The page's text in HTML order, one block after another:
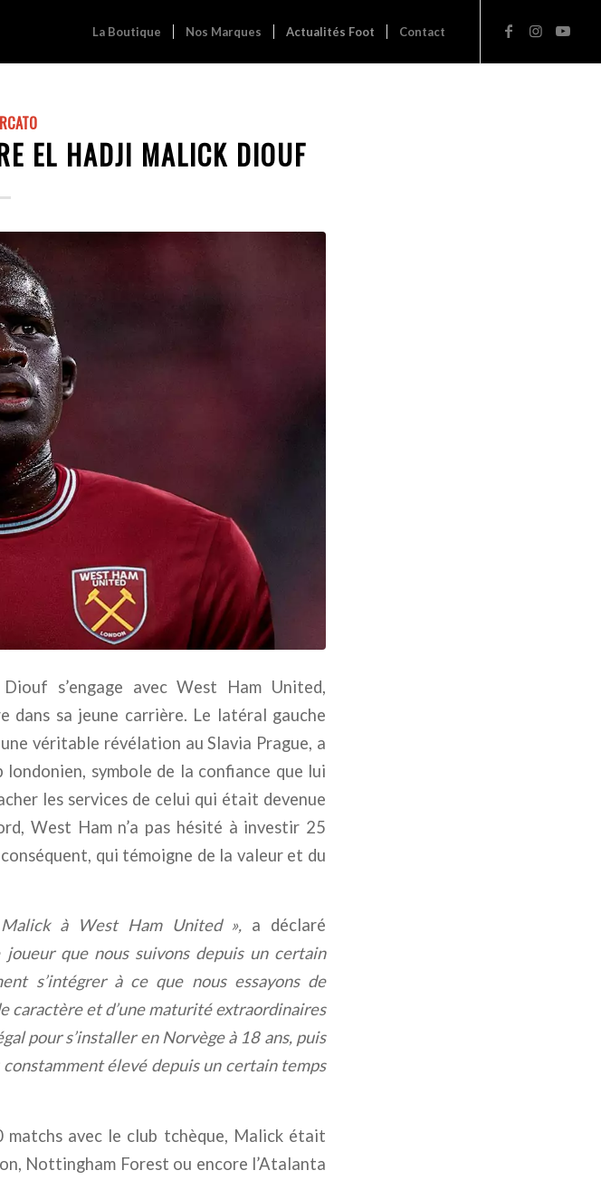
La Boutique Nos Marques Actualités Foot Contact
EL HADJI MALICK DIOUF
s’engage avec West Ham United,
dans sa jeune carrière. Le latéral gauche
véritable révélation au Slavia Prague, a
symbole de la confiance que lui
les services de celui qui était devenue
West Ham n’a pas hésité à investir 25
qui témoigne de la valeur et du
à West Ham United », a déclaré
joueur que nous suivons depuis un certain
s’intégrer à ce que nous essayons de
caractère et d’une maturité extraordinaires
pour s’installer en Norvège à 18 ans, puis
élevé depuis un certain temps
avec le club tchèque, Malick était
Nottingham Forest ou encore l’Atalanta